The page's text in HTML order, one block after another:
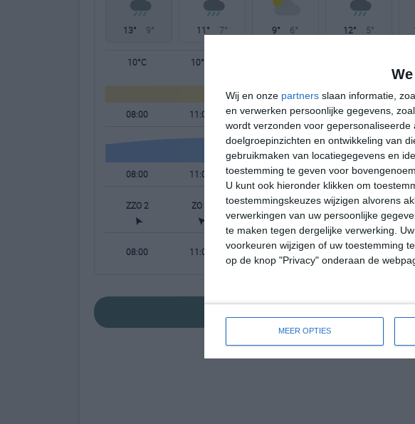
Wij en onze partners slaan informatie,
en verwerken persoonlijke gegevens,
wordt verzonden voor
doelgroepinzichten en ontwikkeling van
gebruikmaken van locatiegegevens en
toestemming te geven voor
U kunt ook hieronder klikken om
toestemmingskeuzes wijzigen alvorens
verwerkingen van uw persoonlijke
te maken tegen dergelijke verwerking.
voorkeuren wijzigen of uw toestemming
op de knop "Privacy" onderaan de
MEER OPTIES
13° 9° 11° 7° 9° 6° 12° 5°
10°C 10°C
08:00 11:00 14:00 17:00 20:00
08:00 11:00 14:00 17:00 20:00
ZZO 2 ZO 3 WNW 2 ZW 3 ZW 2
08:00 11:00 14:00 17:00 20:00